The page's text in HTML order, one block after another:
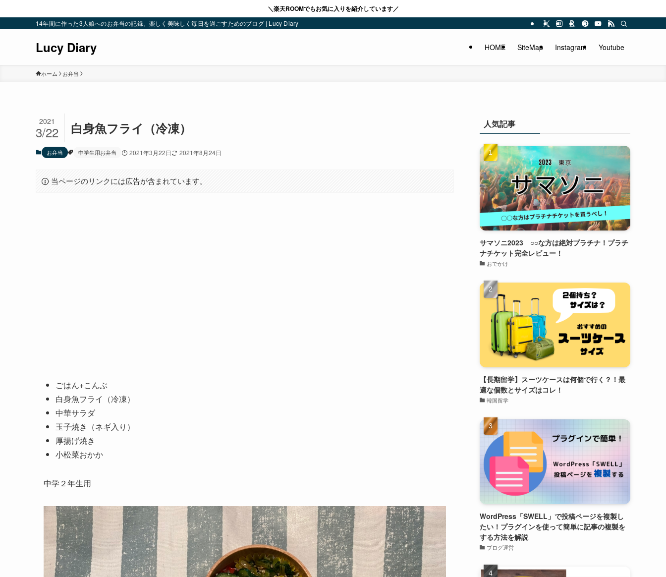
＼楽天ROOMでもお気に入りを紹介しています／
14年間に作った3人娘へのお弁当の記録。楽しく美味しく毎日を過ごすためのブログ | Lucy Diary
Lucy Diary HOME SiteMap Instagram Youtube
ホーム お弁当
白身魚フライ（冷凍）
2021
3/22
お弁当 中学生用お弁当 2021年3月22日 2021年8月24日
当ページのリンクには広告が含まれています。
ごはん+こんぶ
白身魚フライ（冷凍）
中華サラダ
玉子焼き（ネギ入り）
厚揚げ焼き
小松菜おかか
中学２年生用
人気記事
サマソニ2023 ○○な方は絶対プラチナ！プラチ
ナチケット完全レビュー！
おでかけ
【長期留学】スーツケースは何個で行く？！最
適な個数とサイズはコレ！
韓国留学
WordPress「SWELL」で投稿ページを複製し
たい！プラグインを使って簡単に記事の複製を
する方法を解説
ブログ運営